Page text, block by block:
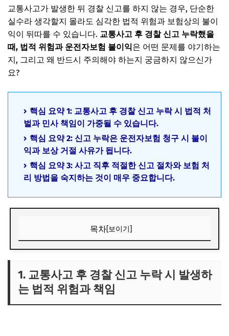
교통사고가 발생한 뒤 경찰 신고를 하지 않는 경우, 단순한
실수라 생각할지 몰라도 심각한 법적 위험과 보험상의 불이
익이 뒤따를 수 있습니다. 교통사고 후 경찰 신고 누락했을
때, 법적 위험과 운전자보험 불이익은 어떤 문제를 야기하는
지, 그리고 왜 반드시 주의해야 하는지 궁금하지 않으신가
요?
핵심 요약 1: 교통사고 후 경찰 신고 누락 시 법적 처
벌과 민사 책임이 가중될 수 있습니다.
핵심 요약 2: 신고 누락은 운전자보험 청구 시 불이
익과 보상 거절 사유가 됩니다.
핵심 요약 3: 사고 직후 적절한 신고 절차와 보험 처
리 방법을 숙지하는 것이 매우 중요합니다.
목차[보이기]
1) 경찰 신고 의무와 관련 법규
2) 신고 누락 시 형사처벌 및 민사책임 강화
3) 사고 은폐와 법적 불이익
1. 교통사고 후 경찰 신고 누락 시 발생하
는 법적 위험과 책임